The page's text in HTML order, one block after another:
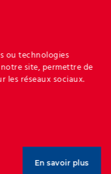
ou technologies
site, permettre de
les réseaux sociaux.
En savoir plus